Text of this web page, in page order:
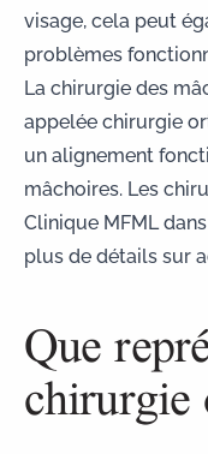
visage, cela peut
problèmes
La chirurgie des
appelée chirurgie
un alignement
mâchoires. Les
Clinique MFML
plus de détails sur
Que